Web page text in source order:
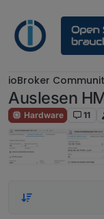
ioBroker
Auslesen
Hardware 11